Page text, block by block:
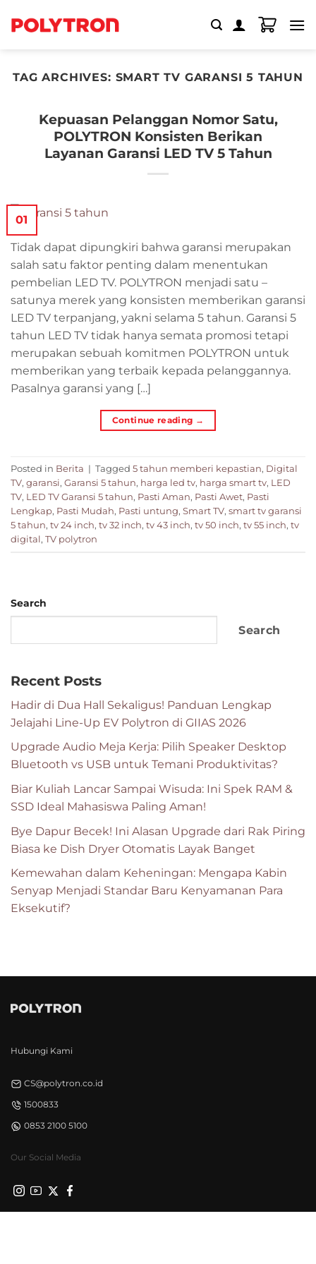
TAG ARCHIVES: SMART TV GARANSI 5 TAHUN
Kepuasan Pelanggan Nomor Satu,
POLYTRON Konsisten Berikan
Layanan Garansi LED TV 5 Tahun
01
Tidak dapat dipungkiri bahwa garansi merupakan
salah satu faktor penting dalam menentukan
pembelian LED TV. POLYTRON menjadi satu –
satunya merek yang konsisten memberikan garansi
LED TV terpanjang, yakni selama 5 tahun. Garansi 5
tahun LED TV tidak hanya semata promosi tetapi
merupakan sebuah komitmen POLYTRON untuk
memberikan yang terbaik kepada pelanggannya.
Pasalnya garansi yang […]
Continue reading →
Posted in Berita | Tagged 5 tahun memberi kepastian, Digital
TV, garansi, Garansi 5 tahun, harga led tv, harga smart tv, LED
TV, LED TV Garansi 5 tahun, Pasti Aman, Pasti Awet, Pasti
Lengkap, Pasti Mudah, Pasti untung, Smart TV, smart tv garansi
5 tahun, tv 24 inch, tv 32 inch, tv 43 inch, tv 50 inch, tv 55 inch, tv
digital, TV polytron
Search
Search
Recent Posts
Hadir di Dua Hall Sekaligus! Panduan Lengkap
Jelajahi Line-Up EV Polytron di GIIAS 2026
Upgrade Audio Meja Kerja: Pilih Speaker Desktop
Bluetooth vs USB untuk Temani Produktivitas?
Biar Kuliah Lancar Sampai Wisuda: Ini Spek RAM &
SSD Ideal Mahasiswa Paling Aman!
Bye Dapur Becek! Ini Alasan Upgrade dari Rak Piring
Biasa ke Dish Dryer Otomatis Layak Banget
Kemewahan dalam Keheningan: Mengapa Kabin
Senyap Menjadi Standar Baru Kenyamanan Para
Eksekutif?
Hubungi Kami
CS@polytron.co.id
1500833
0853 2100 5100
Our Social Media